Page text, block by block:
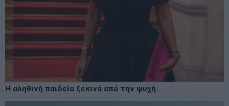
Η αληθινή παιδεία ξεκινά από την ψυχή…